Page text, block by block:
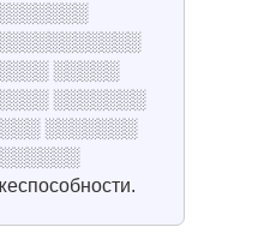
░░░░░
░░░░░░░
░░░░░░░